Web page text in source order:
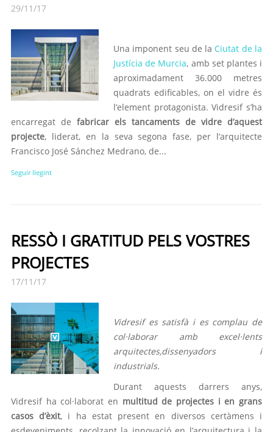
29/11/17
Una imponent seu de laCiutat de la
Justícia de Murcia, amb set plantes i
aproximadament 36.000 metres
quadrats edificables, on el vidre és
l’element protagonista. Vidresif s’ha
encarregat de fabricar els tancaments de vidre d’aquest
projecte, liderat, en la seva segona fase, per l’arquitecte
Francisco José Sánchez Medrano, de...
Seguir llegint
RESSÒ I GRATITUD PELS VOSTRES
PROJECTES
17/11/17
Vidresif es satisfà i es complau de
col·laborar amb excel·lents
arquitectes,dissenyadors i
industrials.
Durant aquests darrers anys,
Vidresif ha col·laborat en multitud de projectes i en grans
casos d’èxit, i ha estat present en diversos certàmens i